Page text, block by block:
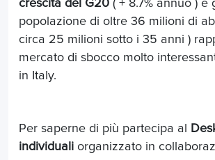
crescita del G20 ( + 8.7% annuo ) e
popolazione di oltre 36 milioni di
circa 25 milioni sotto i 35 anni )
mercato di sbocco molto
in Italy.
Per saperne di più partecipa al
individuali organizzato in